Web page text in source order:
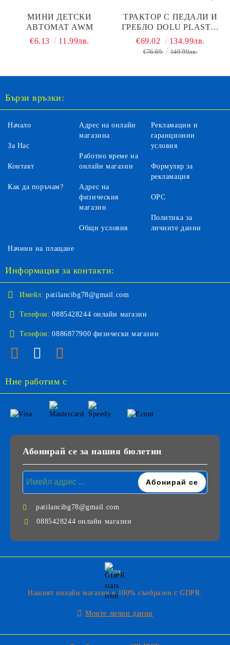
МИНИ ДЕТСКИ
АВТОМАТ AWM
€6.13
11.99лв.
ТРАКТОР С ПЕДАЛИ И
ГРЕБЛО DOLU PLASTIC
8051
€69.02 134.99лв.
€76.69 149.99лв.
Бързи връзки:
Начало
За Нас
Контакт
Как да поръчам?
Адрес на онлайн
магазина
Работно време на
онлайн магазин
Адрес на
физическия
магазин
Общи условия
Рекламации и
гаранционни
условия
Формуляр за
рекламация
ОРС
Политика за
личните данни
Начини на плащане
Информация за контакти:
Имейл: patilancibg78@gmail.com
Телефон: 0885428244 онлайн магазин
Телефон: 0886877900 физически магазин
Ние работим с
Абонирай се за нашия бюлетин
patilancibg78@gmail.com
0885428244 онлайн магазин
GDPR
Нашият онлайн магазин е 100% съобразен с GDPR.
Моите лични данни